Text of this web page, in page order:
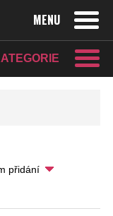
MENU
přidání